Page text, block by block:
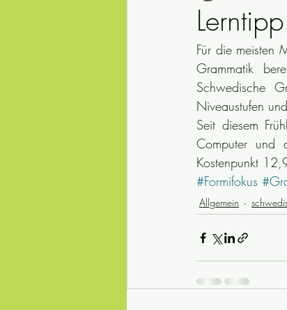
julkalender
Schwedische
typisch Schwedisch
Für die meisten
Grammatik
Schwedische
Niveaustufen
Seit diesem
Computer und
Kostenpunkt
#Formifokus
Allgemein